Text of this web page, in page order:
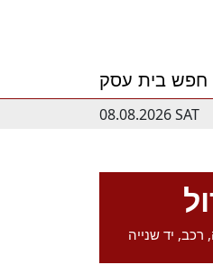
08.08.2026 SAT
יד שנייה